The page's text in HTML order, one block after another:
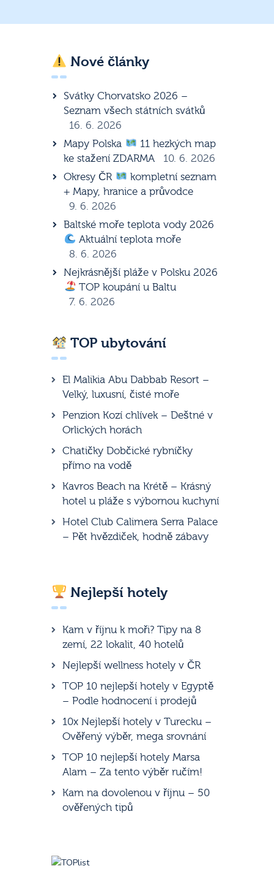
Nové články
Svátky Chorvatsko 2026 –
Seznam všech státních svátků
16. 6. 2026
Mapy Polska
11 hezkých map
ke stažení ZDARMA
10. 6. 2026
Okresy ČR
kompletní seznam
+ Mapy, hranice a průvodce
9. 6. 2026
Baltské moře teplota vody 2026
Aktuální teplota moře
8. 6. 2026
Nejkrásnější pláže v Polsku 2026
TOP koupání u Baltu
7. 6. 2026
TOP ubytování
El Malikia Abu Dabbab Resort –
Velký, luxusní, čisté moře
Penzion Kozí chlívek – Deštné v
Orlických horách
Chatičky Dobčické rybníčky
přímo na vodě
Kavros Beach na Krétě – Krásný
hotel u pláže s výbornou kuchyní
Hotel Club Calimera Serra Palace
– Pět hvězdiček, hodně zábavy
Nejlepší hotely
Kam v říjnu k moři? Tipy na 8
zemí, 22 lokalit, 40 hotelů
Nejlepší wellness hotely v ČR
TOP 10 nejlepší hotely v Egyptě
– Podle hodnocení i prodejů
10x Nejlepší hotely v Turecku –
Ověřený výběr, mega srovnání
TOP 10 nejlepší hotely Marsa
Alam – Za tento výběr ručím!
Kam na dovolenou v říjnu – 50
ověřených tipů